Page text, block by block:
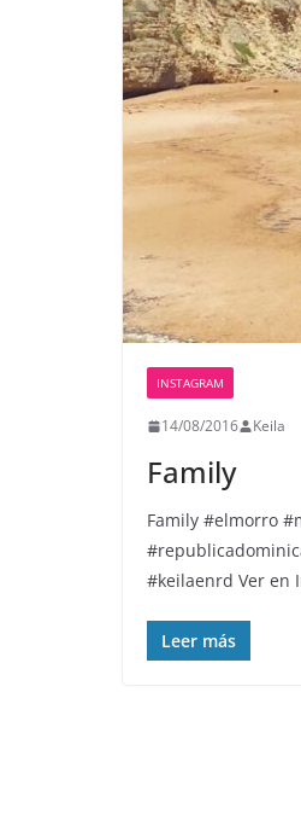
INSTAGRAM
14/08/2016 Keila
Family
Family #elmorro
#keilaenrd Ver en
Leer más